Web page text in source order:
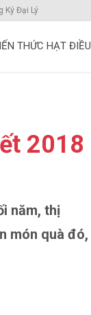
Ký Đại Lý
THỨC HẠT ĐIỀU
2018
năm, thị
món quà đó,